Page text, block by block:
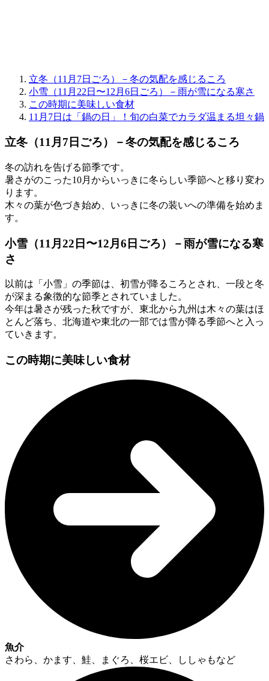
立冬（11月7日ごろ）－冬の気配を感じるころ
小雪（11月22日〜12月6日ごろ）－雨が雪になる寒さ
この時期に美味しい食材
11月7日は「鍋の日」！旬の白菜でカラダ温まる坦々鍋
立冬 （11月7日 ごろ）－冬の気配を感じるころ
冬の訪れを告げる節季です。
暑さがのこった10月からいっきに冬らしい季節へと移り変わ
ります。
木々の葉が色づき始め、いっきに冬の装いへの準備を始めま
す。
小雪 （11月22日〜12月6日 ごろ）－雨が雪になる寒
さ
以前は「小雪」の季節は、初雪が降るころとされ、一段と冬
が深まる象徴的な節季とされていました。
今年は暑さが残った秋ですが、東北から九州は木々の葉はほ
とんど落ち、北海道や東北の一部では雪が降る季節へと入っ
ていきます。
この時期に美味しい食材
魚介
さわら、かます、鮭、まぐろ、桜エビ、ししゃもなど